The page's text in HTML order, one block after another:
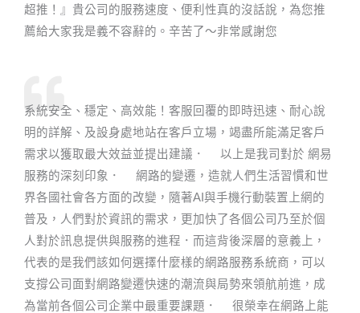
超推！』貴公司的服務速度、便利性真的沒話說，為您推
薦給大家我是義不容辭的。辛苦了～非常感謝您
系統安全、穩定、高效能！客服回覆的即時迅速、耐心說
明的詳解、及設身處地站在客戶立場，竭盡所能滿足客戶
需求以獲取最大效益並提出建議． 以上是我司對於 網易
服務的深刻印象． 網路的變遷，造就人們生活習慣和世
界各國社會各方面的改變，隨著AI與手機行動裝置上網的
普及，人們對於資訊的需求，更加快了各個公司乃至於個
人對於訊息提供與服務的進程．而這背後深層的意義上，
代表的是我們該如何選擇什麼樣的網路服務系統商，可以
支撐公司面對網路變遷快速的潮流與局勢來領航前進，成
為當前各個公司企業中最重要課題． 很榮幸在網路上能